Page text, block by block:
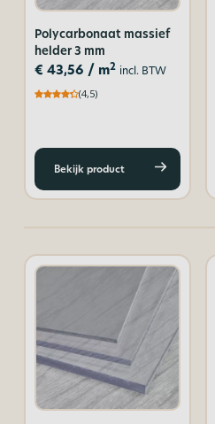
Polycarbonaat massief
helder 3 mm
€ 43,56 / m2 incl. BTW
(4,5)
Bekijk product